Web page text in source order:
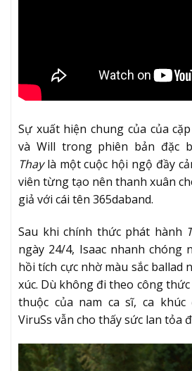
Sự xuất hiện chung của của
và Will trong phiên bản đặc
Thaylà một cuộc hội ngộ đầy
viên từng tạo nên thanh xuân
giả với cái tên 365daband.
Sau khi chính thức phát hành
ngày 24/4, Isaac nhanh chóng
hồi tích cực nhờ màu sắc ballad
xúc. Dù không đi theo công
thuộc của nam ca sĩ, ca
ViruSs vẫn cho thấy sức lan tỏa